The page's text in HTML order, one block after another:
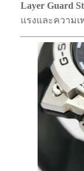
Layer Guard
แรงและความเ